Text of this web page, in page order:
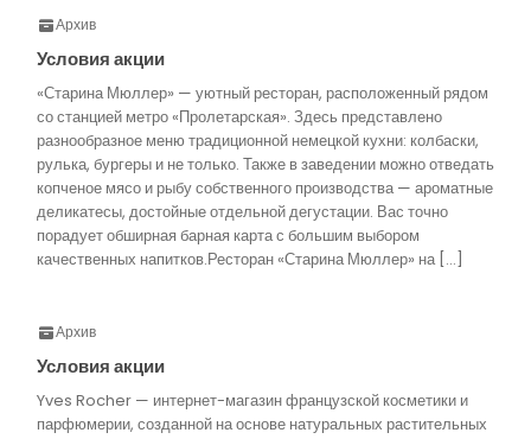
Архив
Условия акции
«Старина Мюллер» — уютный ресторан, расположенный рядом
со станцией метро «Пролетарская». Здесь представлено
разнообразное меню традиционной немецкой кухни: колбаски,
рулька, бургеры и не только. Также в заведении можно отведать
копченое мясо и рыбу собственного производства — ароматные
деликатесы, достойные отдельной дегустации. Вас точно
порадует обширная барная карта с большим выбором
качественных напитков.Ресторан «Старина Мюллер» на […]
Архив
Условия акции
Yves Rocher — интернет-магазин французской косметики и
парфюмерии, созданной на основе натуральных растительных